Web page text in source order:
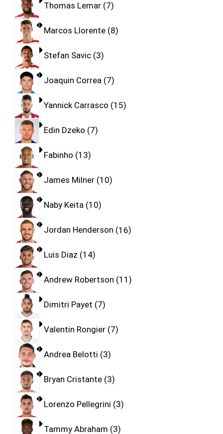
Thomas Lemar 7
Marcos Llorente 8
Stefan Savic 3
Joaquin Correa 7
Yannick Carrasco 15
Edin Dzeko 7
Fabinho 13
James Milner 10
Naby Keita 10
Jordan Henderson 16
Luis Diaz 14
Andrew Robertson 11
Dimitri Payet 7
Valentin Rongier 7
Andrea Belotti 3
Bryan Cristante 3
Lorenzo Pellegrini 3
Tammy Abraham 3